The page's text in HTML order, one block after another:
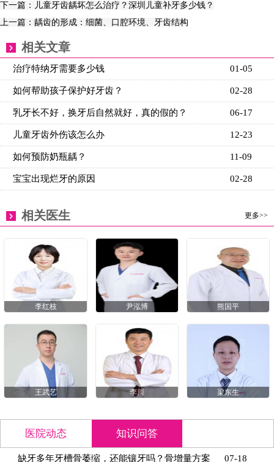
下一篇：儿童牙齿龋坏怎么治疗？深圳儿童补牙多少钱？
上一篇：龋齿的形成：细菌、口腔环境、牙齿结构
相关文章
01-05
治疗特纳牙需要多少钱
02-28
如何帮助孩子保护好牙齿？
06-17
乳牙长不好，换牙后自然就好，真的假的？
12-23
儿童牙齿外伤该怎么办
11-09
如何预防奶瓶龋？
02-28
宝宝出现烂牙的原因
更多>>
相关医生
李红枝 尹泓博 熊国平
王武艺 李川 梁东生
医院动态 知识问答
缺牙多年牙槽骨萎缩，还能镶牙吗？骨增量方案 07-18